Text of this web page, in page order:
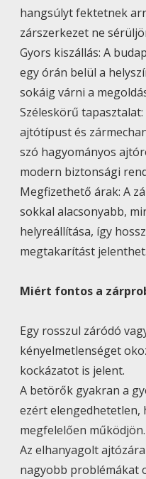
hangsúlyt fektetnek
zárszerkezet ne
Gyors kiszállás: A
egy órán belül a
sokáig várni a
Széleskörű
ajtótípust és
szó hagyományos
modern biztonsági
Megfizethető árak: A
sokkal alacsonyabb,
helyreállítása, így
megtakarítást jelenthet.
Miért fontos a
Egy rosszul záródó
kényelmetlenséget
kockázatot is jelent.
A betörők gyakran a
ezért elengedhetetlen,
megfelelően működjön.
Az elhanyagolt
nagyobb problémákat